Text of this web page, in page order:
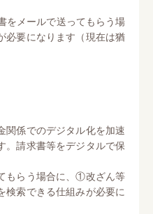
をメールで送ってもらう場
必要になります（現在は猶
関係でのデジタル化を加速
。請求書等をデジタルで保
もらう場合に、①改ざん等
索できる仕組みが必要に